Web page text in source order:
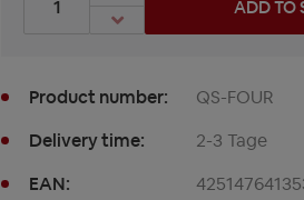
ADD TO
Product number:
QS-FOUR
Delivery time:
2-3 Tage
EAN: